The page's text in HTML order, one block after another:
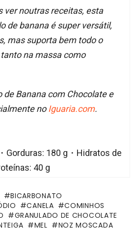
ver noutras receitas, esta
de banana é super versátil,
mas suporta bem todo o
na massa como
de Banana com Chocolate e
no Iguaria.com.
Gorduras: 180 g・Hidratos de
40 g
BICARBONATO
CANELA
COMINHOS
GRANULADO DE CHOCOLATE
MEL
NOZ MOSCADA